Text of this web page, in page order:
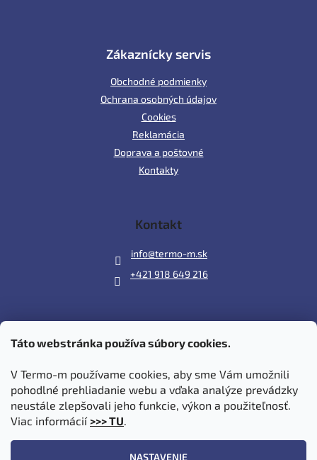
Táto webstránka používa súbory cookies.
V Termo-m používame cookies, aby sme Vám umožnili
pohodlné prehliadanie webu a vďaka analýze prevádzky
neustále zlepšovali jeho funkcie, výkon a použiteľnosť.
Viac informácií >>> TU.
NASTAVENIE
Zákaznícky servis
Obchodné podmienky
Ochrana osobných údajov
Cookies
Reklamácia
Doprava a poštovné
Kontakty
Kontakt
info@termo-m.sk
+421 918 649 216
Prijímame online platby